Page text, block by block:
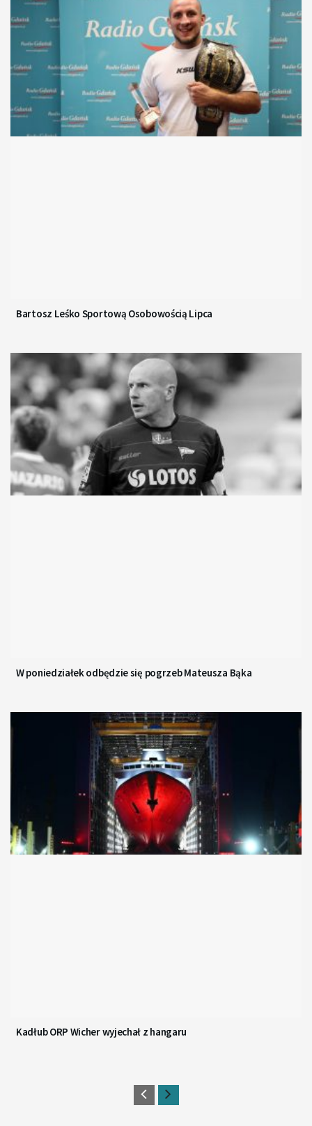
Bartosz Leśko Sportową Osobowością Lipca
W poniedziałek odbędzie się pogrzeb Mateusza Bąka
Kadłub ORP Wicher wyjechał z hangaru